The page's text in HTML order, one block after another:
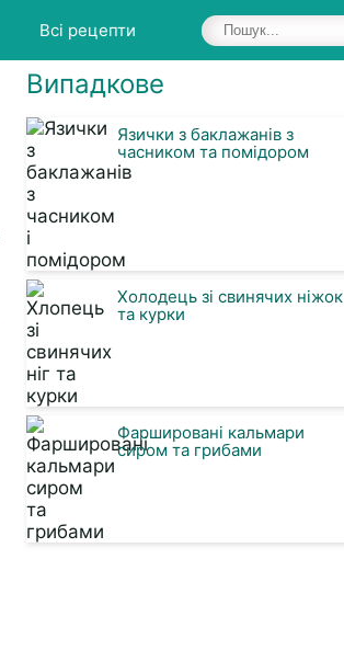
Всі рецепти
Випадкове
Язички з баклажанів з
часником та помідором
Холодець зі свинячих ніжок
та курки
Фаршировані кальмари
сиром та грибами